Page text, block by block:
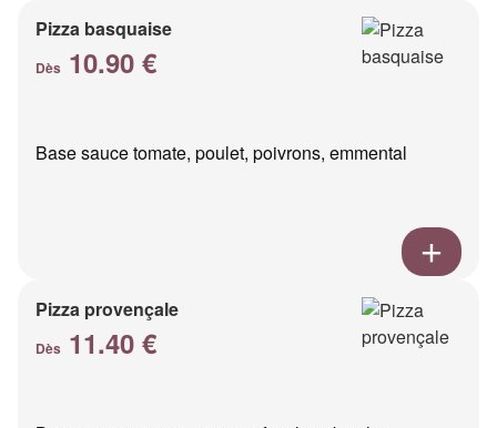
Pizza basquaise
Dès 10.90 €
Base sauce tomate, poulet, poivrons, emmental
Pizza provençale
Dès 11.40 €